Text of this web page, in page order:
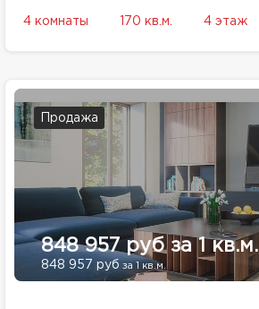
4 комнаты 170 кв.м. 4 этаж
Продажа
848 957 руб за 1 кв.м.
848 957 руб за 1 кв.м.